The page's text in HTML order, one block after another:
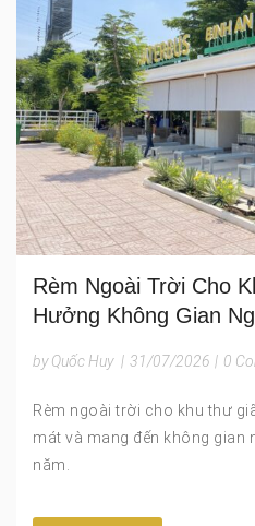
Rèm Ngoài Trời Cho
Hưởng Không Gian
by Quốc Huy | 31/07/2026 | 0
Rèm ngoài trời cho khu thư
mát và mang đến không gian
năm.